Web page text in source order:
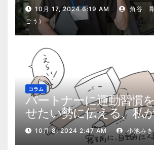
10月 17, 2024 6:19 AM
角谷
ごう）
コラム
パートナーに運動習慣
せたい勢に伝える、私
肉量を2kg増やした5ス
10月 8, 2024 2:47 AM 小池みき